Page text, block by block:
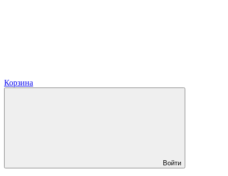
Корзина
Войти